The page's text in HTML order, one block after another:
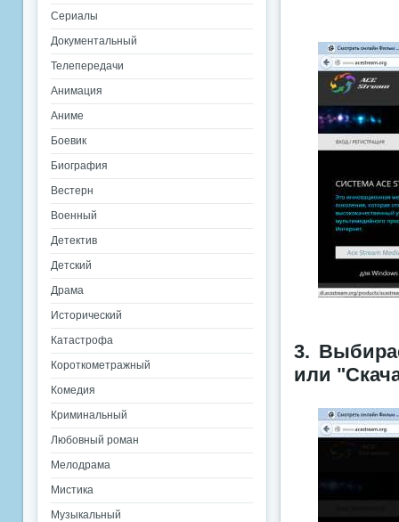
3.
или
Сериалы
Документальный
Телепередачи
Анимация
Аниме
Боевик
Биография
Вестерн
Военный
Детектив
Детский
Драма
Исторический
Катастрофа
Короткометражный
Комедия
Криминальный
Любовный роман
Мелодрама
Мистика
Музыкальный